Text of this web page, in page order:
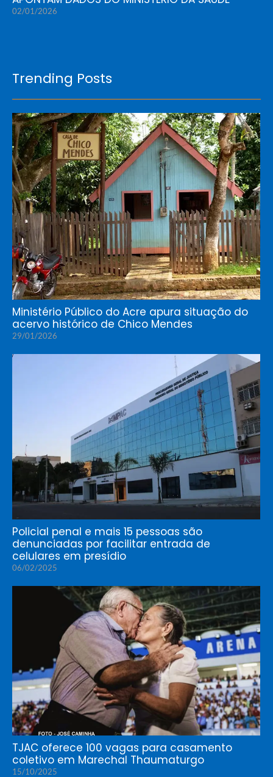
02/01/2026
Trending Posts
Ministério Público do Acre apura situação do
acervo histórico de Chico Mendes
29/01/2026
Policial penal e mais 15 pessoas são
denunciadas por facilitar entrada de
celulares em presídio
06/02/2025
TJAC oferece 100 vagas para casamento
coletivo em Marechal Thaumaturgo
15/10/2025